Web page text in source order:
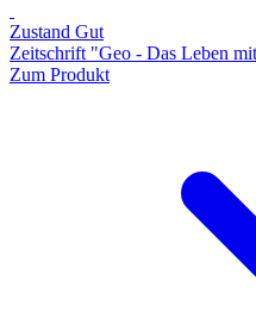
Zustand Gut
Zeitschrift "Geo - Das Leben
Zum Produkt